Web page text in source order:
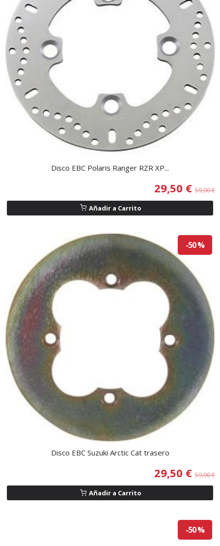
Disco EBC Polaris Ranger RZR XP...
29,50 € 59,00 €
Añadir a Carrito
-50 %
Disco EBC Suzuki Arctic Cat trasero
29,50 € 59,00 €
Añadir a Carrito
-50 %